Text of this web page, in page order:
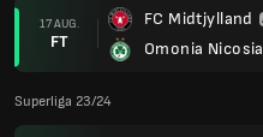
17 AUG.
FT
FC Midtjylland
Omonia Nicosia
Superliga 23/24